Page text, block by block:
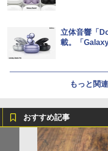
立体音響「
載。「
もっと関
おすすめ記事